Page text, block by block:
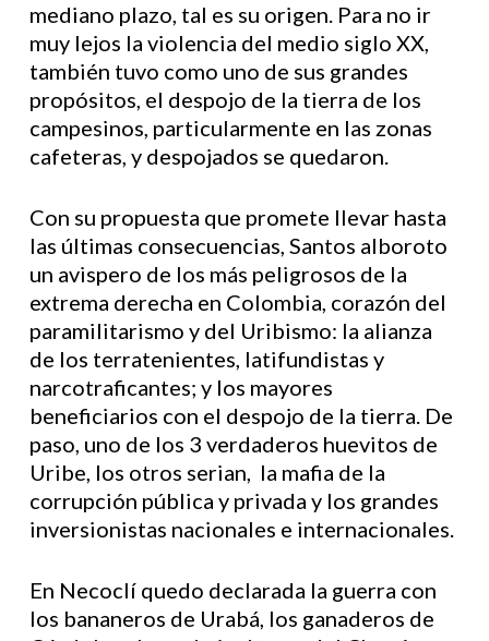
mediano plazo, tal es su origen. Para no ir
muy lejos la violencia del medio siglo XX,
también tuvo como uno de sus grandes
propósitos, el despojo de la tierra de los
campesinos, particularmente en las zonas
cafeteras, y despojados se quedaron.
Con su propuesta que promete llevar hasta
las últimas consecuencias, Santos alboroto
un avispero de los más peligrosos de la
extrema derecha en Colombia, corazón del
paramilitarismo y del Uribismo: la alianza
de los terratenientes, latifundistas y
narcotraficantes; y los mayores
beneficiarios con el despojo de la tierra. De
paso, uno de los 3 verdaderos huevitos de
Uribe, los otros serian, la mafia de la
corrupción pública y privada y los grandes
inversionistas nacionales e internacionales.
En Necoclí quedo declarada la guerra con
los bananeros de Urabá, los ganaderos de